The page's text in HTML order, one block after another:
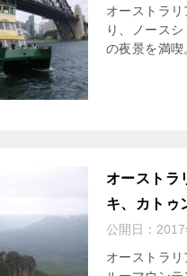
オーストラ
り、ノース
の夜景を満喫
オーストラ
キ、カトゥ
公開日：
オーストラ